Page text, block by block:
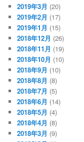
2019年3月 (20)
2019年2月 (17)
2019年1月 (15)
2018年12月 (26)
2018年11月 (19)
2018年10月 (10)
2018年9月 (10)
2018年8月 (8)
2018年7月 (5)
2018年6月 (14)
2018年5月 (4)
2018年4月 (8)
2018年3月 (9)